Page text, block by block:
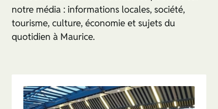
notre média : informations locales, société,
tourisme, culture, économie et sujets du
quotidien à Maurice.